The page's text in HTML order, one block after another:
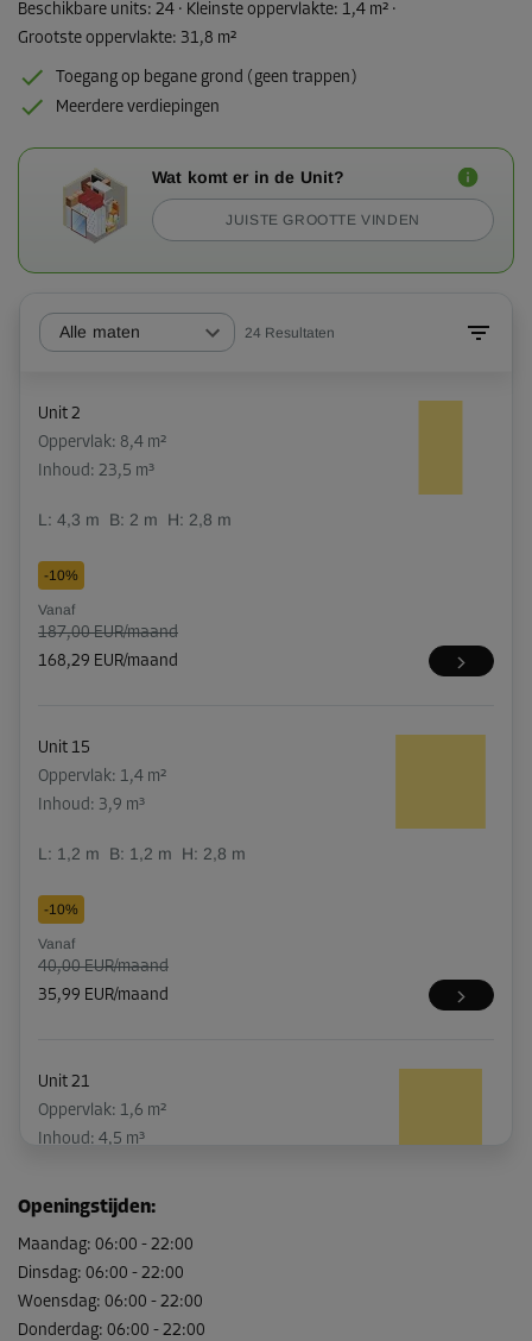
Beschikbare units: 24 · Kleinste oppervlakte: 1,4 m² ·
Grootste oppervlakte: 31,8 m²
Toegang op begane grond (geen trappen)
Meerdere verdiepingen
Wat komt er in de Unit?
JUISTE GROOTTE VINDEN
Alle maten 24 Resultaten
Unit 2
Oppervlak: 8,4 m²
Inhoud: 23,5 m³
L: 4,3 m B: 2 m H: 2,8 m
-10%
Vanaf
187,00 EUR/maand
168,29 EUR/maand
Unit 15
Oppervlak: 1,4 m²
Inhoud: 3,9 m³
L: 1,2 m B: 1,2 m H: 2,8 m
-10%
Vanaf
40,00 EUR/maand
35,99 EUR/maand
Unit 21
Oppervlak: 1,6 m²
Inhoud: 4,5 m³
-10%
Vanaf
45,00 EUR/maand
40,49 EUR/maand
Openingstijden:
Maandag: 06:00 - 22:00
Dinsdag: 06:00 - 22:00
Woensdag: 06:00 - 22:00
Donderdag: 06:00 - 22:00